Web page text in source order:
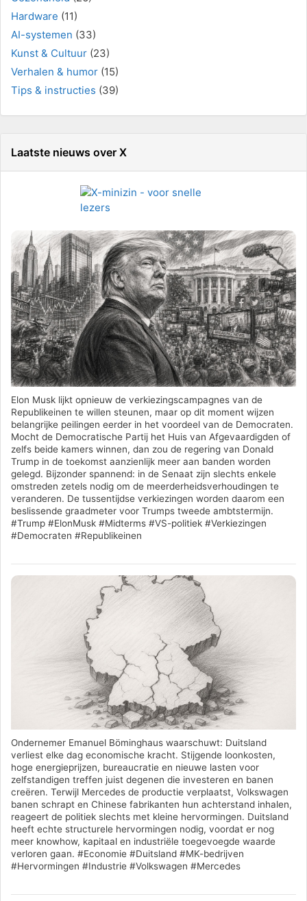
Hardware (11)
AI-systemen (33)
Kunst & Cultuur (23)
Verhalen & humor (15)
Tips & instructies (39)
Laatste nieuws over X
Elon Musk lijkt opnieuw de verkiezingscampagnes van de
Republikeinen te willen steunen, maar op dit moment wijzen
belangrijke peilingen eerder in het voordeel van de Democraten.
Mocht de Democratische Partij het Huis van Afgevaardigden of
zelfs beide kamers winnen, dan zou de regering van Donald
Trump in de toekomst aanzienlijk meer aan banden worden
gelegd. Bijzonder spannend: in de Senaat zijn slechts enkele
omstreden zetels nodig om de meerderheidsverhoudingen te
veranderen. De tussentijdse verkiezingen worden daarom een
beslissende graadmeter voor Trumps tweede ambtstermijn.
#Trump #ElonMusk #Midterms #VS-politiek #Verkiezingen
#Democraten #Republikeinen
Ondernemer Emanuel Böminghaus waarschuwt: Duitsland
verliest elke dag economische kracht. Stijgende loonkosten,
hoge energieprijzen, bureaucratie en nieuwe lasten voor
zelfstandigen treffen juist degenen die investeren en banen
creëren. Terwijl Mercedes de productie verplaatst, Volkswagen
banen schrapt en Chinese fabrikanten hun achterstand inhalen,
reageert de politiek slechts met kleine hervormingen. Duitsland
heeft echte structurele hervormingen nodig, voordat er nog
meer knowhow, kapitaal en industriële toegevoegde waarde
verloren gaan. #Economie #Duitsland #MK-bedrijven
#Hervormingen #Industrie #Volkswagen #Mercedes